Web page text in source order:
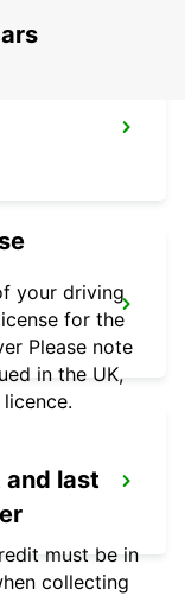
your driving
for the
Please note
in the UK,
last
must be in
collecting